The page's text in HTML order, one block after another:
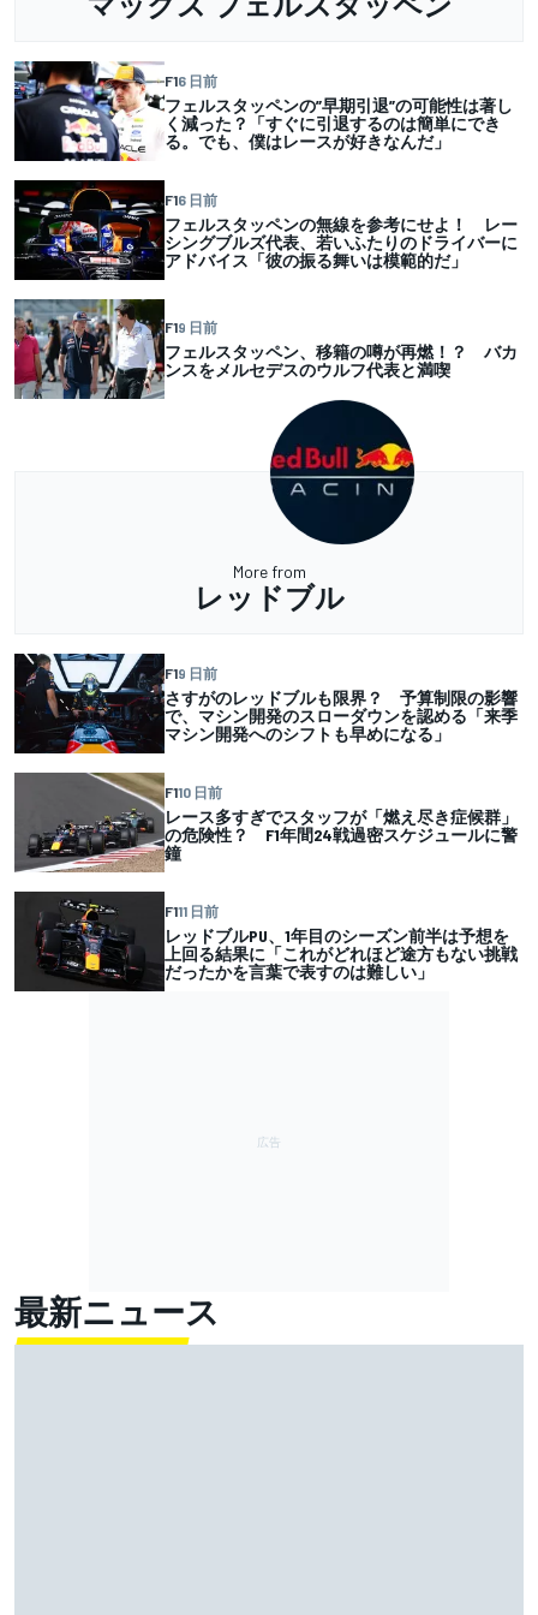
F16 日前
フェルスタッペンの”早期引退”の可能性は著し
く減った？「すぐに引退するのは簡単にでき
る。でも、僕はレースが好きなんだ」
F16 日前
フェルスタッペンの無線を参考にせよ！ レー
シングブルズ代表、若いふたりのドライバーに
アドバイス「彼の振る舞いは模範的だ」
F19 日前
フェルスタッペン、移籍の噂が再燃！？ バカ
ンスをメルセデスのウルフ代表と満喫
More from
レッドブル
F19 日前
さすがのレッドブルも限界？ 予算制限の影響
で、マシン開発のスローダウンを認める「来季
マシン開発へのシフトも早めになる」
F110 日前
レース多すぎでスタッフが「燃え尽き症候群」
の危険性？ F1年間24戦過密スケジュールに警
鐘
F111 日前
レッドブルPU、1年目のシーズン前半は予想を
上回る結果に「これがどれほど途方もない挑戦
だったかを言葉で表すのは難しい」
最新ニュース